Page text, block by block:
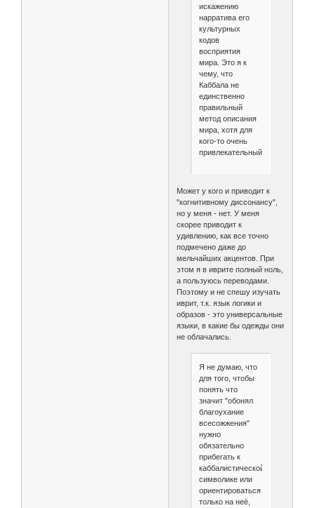
искажению
нарратива его
культурных
кодов
восприятия
мира. Это я к
чему, что
Каббала не
единственно
правильный
метод описания
мира, хотя для
кого-то очень
привлекательный.
Может у кого и приводит к
"когнитивному диссонансу",
но у меня - нет. У меня
скорее приводит к
удивлению, как все точно
подмечено даже до
мельчайших акцентов. При
этом я в иврите полный ноль,
а пользуюсь переводами.
Поэтому и не спешу изучать
иврит, т.к. язык логики и
образов - это универсальные
языки, в какие бы одежды они
не облачались.
Я не думаю, что
для того, чтобы
понять что
значит "обонял
благоухание
всесожжения"
нужно
обязательно
прибегать к
каббалистической
символике или
ориентироваться
только на неё,